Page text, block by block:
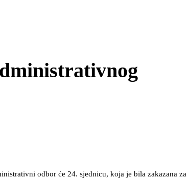
odbor će 24. sjednicu, koja je bila zakazana za